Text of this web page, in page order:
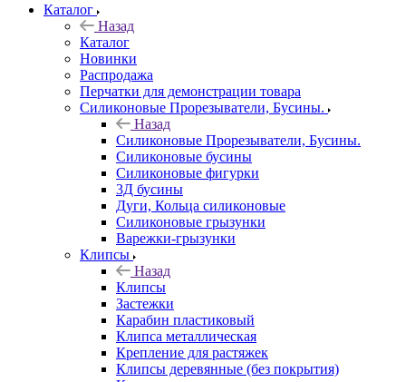
Каталог
Назад
Каталог
Новинки
Распродажа
Перчатки для демонстрации товара
Силиконовые Прорезыватели, Бусины.
Назад
Силиконовые Прорезыватели, Бусины.
Силиконовые бусины
Силиконовые фигурки
3Д бусины
Дуги, Кольца силиконовые
Силиконовые грызунки
Варежки-грызунки
Клипсы
Назад
Клипсы
Застежки
Карабин пластиковый
Клипса металлическая
Крепление для растяжек
Клипсы деревянные (без покрытия)